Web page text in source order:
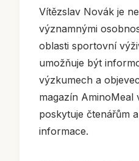
Vítězslav Novák je
významnými
oblasti sportovní
umožňuje být
výzkumech a
magazín AminoMeal
poskytuje čtenářům
informace.